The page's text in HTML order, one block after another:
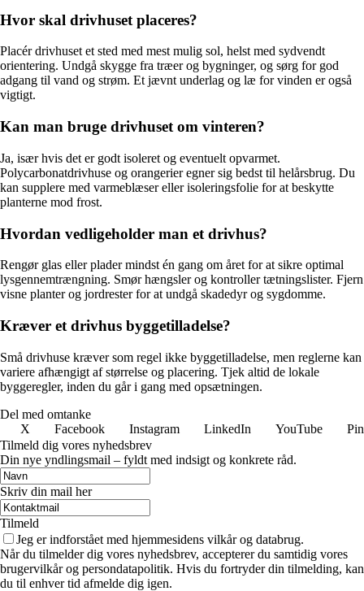
Hvor skal drivhuset placeres?
Placér drivhuset et sted med mest mulig sol, helst med sydvendt
orientering. Undgå skygge fra træer og bygninger, og sørg for god
adgang til vand og strøm. Et jævnt underlag og læ for vinden er også
vigtigt.
Kan man bruge drivhuset om vinteren?
Ja, især hvis det er godt isoleret og eventuelt opvarmet.
Polycarbonatdrivhuse og orangerier egner sig bedst til helårsbrug. Du
kan supplere med varmeblæser eller isoleringsfolie for at beskytte
planterne mod frost.
Hvordan vedligeholder man et drivhus?
Rengør glas eller plader mindst én gang om året for at sikre optimal
lysgennemtrængning. Smør hængsler og kontroller tætningslister. Fjern
visne planter og jordrester for at undgå skadedyr og sygdomme.
Kræver et drivhus byggetilladelse?
Små drivhuse kræver som regel ikke byggetilladelse, men reglerne kan
variere afhængigt af størrelse og placering. Tjek altid de lokale
byggeregler, inden du går i gang med opsætningen.
Del med omtanke
X
Facebook Instagram LinkedIn YouTube
Tilmeld dig vores nyhedsbrev
Din nye yndlingsmail – fyldt med indsigt og konkrete råd.
Skriv din mail her
Tilmeld
Jeg er indforstået med hjemmesidens vilkår og databrug.
Når du tilmelder dig vores nyhedsbrev, accepterer du samtidig vores
brugervilkår og persondatapolitik. Hvis du fortryder din tilmelding, kan
du til enhver tid afmelde dig igen.